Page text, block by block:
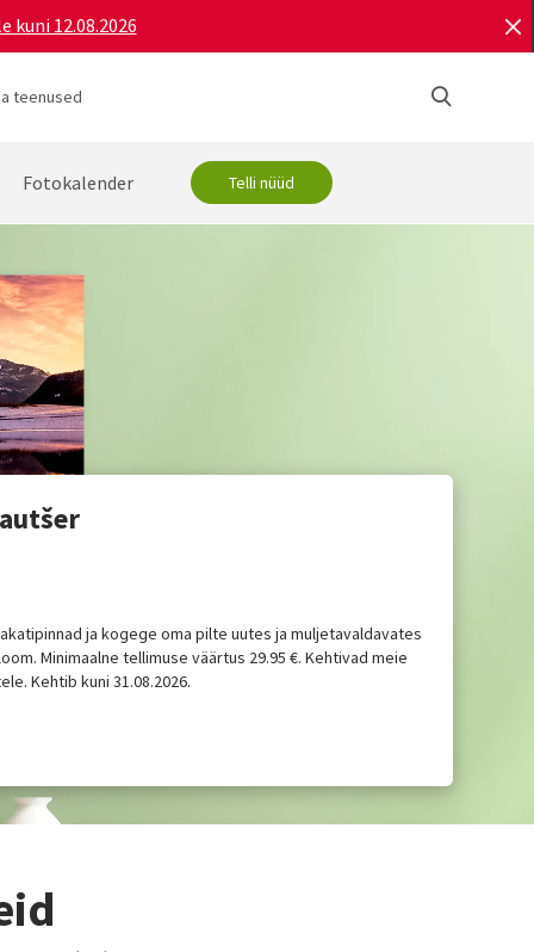
kuni 12.08.2026
teenused
Fotokalender Telli nüüd
ja kogege oma pilte uutes ja muljetavaldavates
Minimaalne tellimuse väärtus 29.95 €. Kehtivad meie
Kehtib kuni 31.08.2026.